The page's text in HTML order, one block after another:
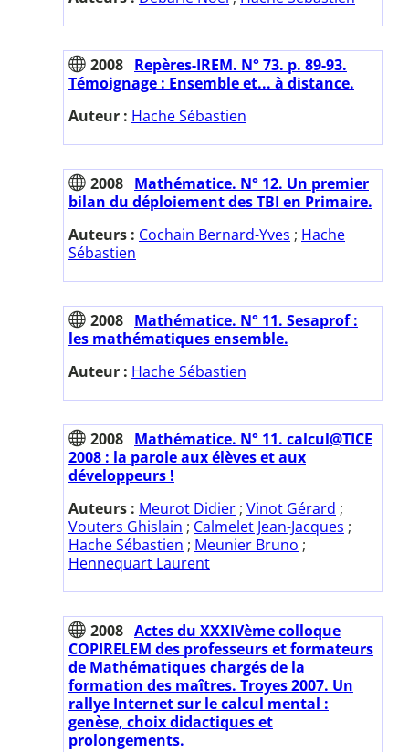
2008 Repères-IREM. N° 73. p. 89-93.
Témoignage : Ensemble et... à distance.
Auteur : Hache Sébastien
2008 Mathématice. N° 12. Un premier
bilan du déploiement des TBI en Primaire.
Auteurs : Cochain Bernard-Yves ; Hache
Sébastien
2008 Mathématice. N° 11. Sesaprof :
les mathématiques ensemble.
Auteur : Hache Sébastien
2008 Mathématice. N° 11. calcul@TICE
2008 : la parole aux élèves et aux
développeurs !
Auteurs : Meurot Didier ; Vinot Gérard ;
Vouters Ghislain ; Calmelet Jean-Jacques ;
Hache Sébastien ; Meunier Bruno ;
Hennequart Laurent
2008 Actes du XXXIVème colloque
COPIRELEM des professeurs et formateurs
de Mathématiques chargés de la
formation des maîtres. Troyes 2007. Un
rallye Internet sur le calcul mental :
genèse, choix didactiques et
prolongements.